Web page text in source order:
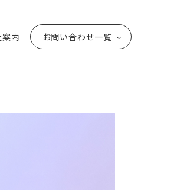
案内 お問い合わせ一覧